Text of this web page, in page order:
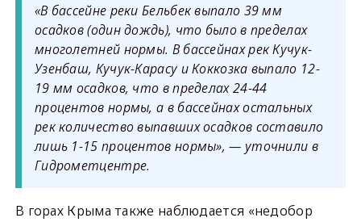
«В бассейне реки Бельбек выпало 39 мм
осадков (один дождь), что было в пределах
многолетней нормы. В бассейнах рек Кучук-
Узенбаш, Кучук-Карасу и Коккозка выпало 12-
19 мм осадков, что в пределах 24-44
процентов нормы, а в бассейнах остальных
рек количество выпавших осадков составило
лишь 1-15 процентов нормы», — уточнили в
Гидрометцентре.
В горах Крыма также наблюдается «недобор